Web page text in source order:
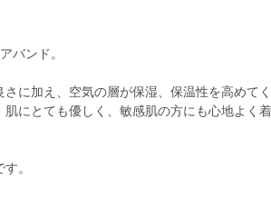
バンド。
に加え、空気の層が保湿、保温性を高めてく
にとても優しく、敏感肌の方にも心地よく
。